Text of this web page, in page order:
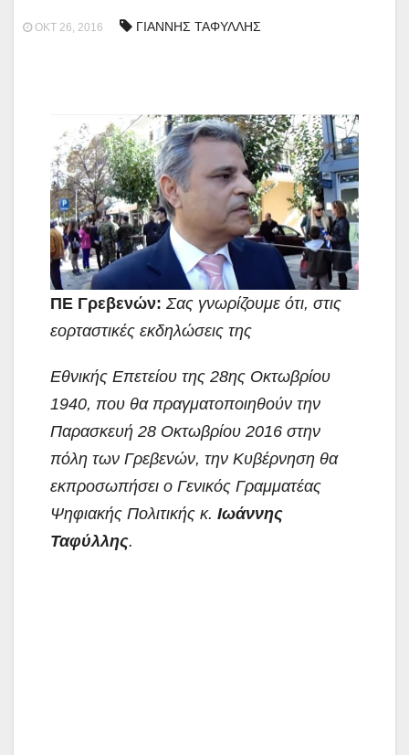
ΟΚΤ 26, 2016 ΓΙΑΝΝΗΣ ΤΑΦΥΛΛΗΣ
ΠΕ Γρεβενών: Σας γνωρίζουμε ότι, στις
εορταστικές εκδηλώσεις της
Εθνικής Επετείου της 28ης Οκτωβρίου
1940, που θα πραγματοποιηθούν την
Παρασκευή 28 Οκτωβρίου 2016 στην
πόλη των Γρεβενών, την Κυβέρνηση θα
εκπροσωπήσει o Γενικός Γραμματέας
Ψηφιακής Πολιτικής κ. Ιωάννης
Ταφύλλης.